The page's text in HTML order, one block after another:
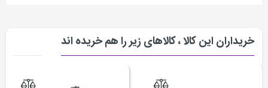
خریداران این کالا ، کالاهای زیر را هم خریده اند